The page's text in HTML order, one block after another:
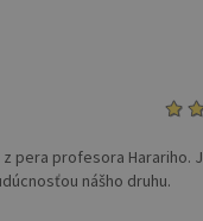
pera profesora Harariho.
nášho druhu.